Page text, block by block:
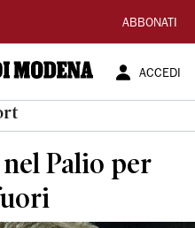
ABBONATI
ACCEDI
Palio per